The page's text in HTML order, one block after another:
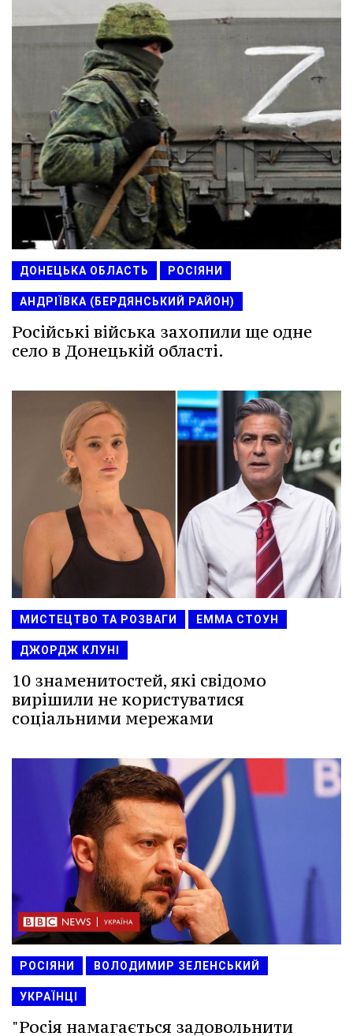
ДОНЕЦЬКА ОБЛАСТЬ РОСІЯНИ
АНДРІЇВКА (БЕРДЯНСЬКИЙ РАЙОН)
Російські війська захопили ще одне
село в Донецькій області.
МИСТЕЦТВО ТА РОЗВАГИ ЕММА СТОУН
ДЖОРДЖ КЛУНІ
10 знаменитостей, які свідомо
вирішили не користуватися
соціальними мережами
РОСІЯНИ ВОЛОДИМИР ЗЕЛЕНСЬКИЙ
УКРАЇНЦІ
"Росія намагається задовольнити